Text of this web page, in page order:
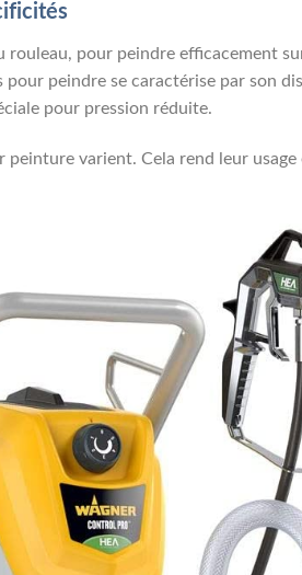
pour peindre efficacement
peindre se caractérise par son
pour pression réduite.
peinture varient. Cela rend leur